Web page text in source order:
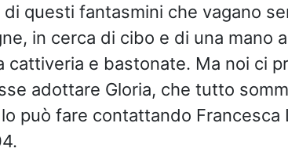
questi fantasmini che vagano
in cerca di cibo e di una mano
e bastonate. Ma noi ci
adottare Gloria, che tutto
può fare contattando Francesca